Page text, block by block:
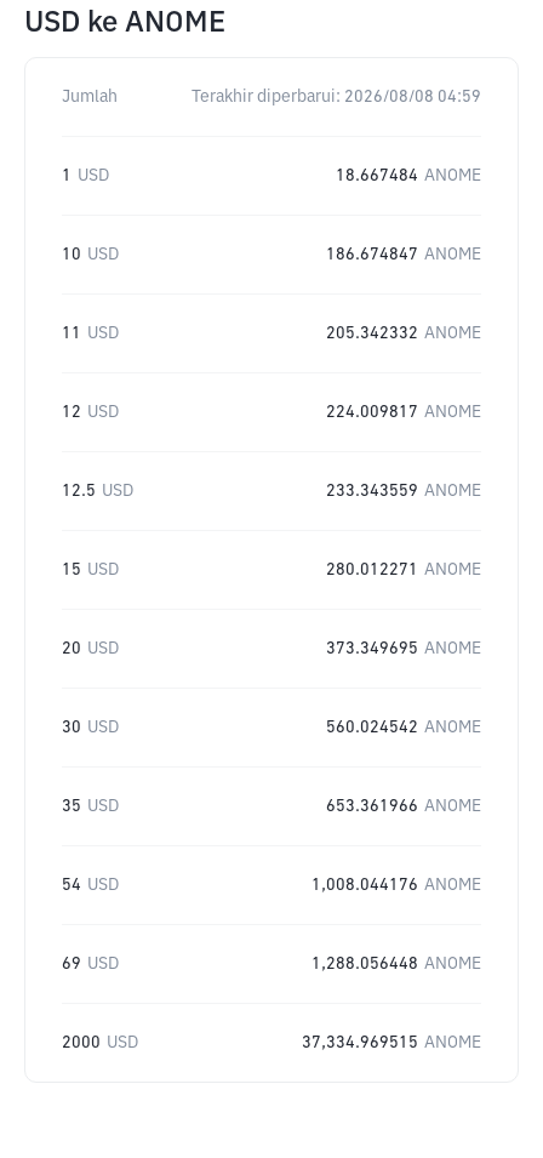
USD ke ANOME
Jumlah Terakhir diperbarui: 2026/08/08 04:59
1 USD 18.667484 ANOME
10 USD 186.674847 ANOME
11 USD 205.342332 ANOME
12 USD 224.009817 ANOME
12.5 USD 233.343559 ANOME
15 USD 280.012271 ANOME
20 USD 373.349695 ANOME
30 USD 560.024542 ANOME
35 USD 653.361966 ANOME
54 USD 1,008.044176 ANOME
69 USD 1,288.056448 ANOME
2000 USD 37,334.969515 ANOME